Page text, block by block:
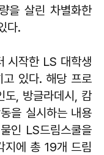
을 살린 차별화한
다.
시작한 LS 대학생
고 있다. 해당 프로
도, 방글라데시, 캄
을 실시하는 내용
인 LS드림스쿨을
지에 총 19개 드림